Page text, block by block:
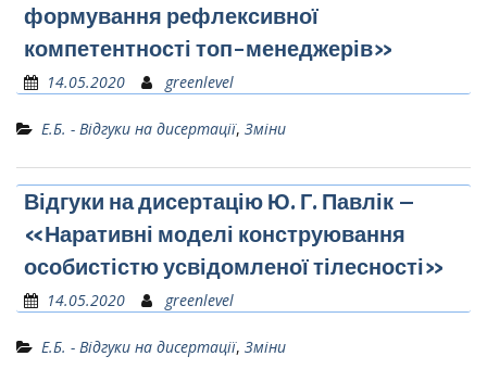
формування рефлексивної
компетентності топ-менеджерів»
14.05.2020 greenlevel
Е.Б. - Відгуки на дисертації, Зміни
Відгуки на дисертацію Ю. Г. Павлік –
«Наративні моделі конструювання
особистістю усвідомленої тілесності»
14.05.2020 greenlevel
Е.Б. - Відгуки на дисертації, Зміни